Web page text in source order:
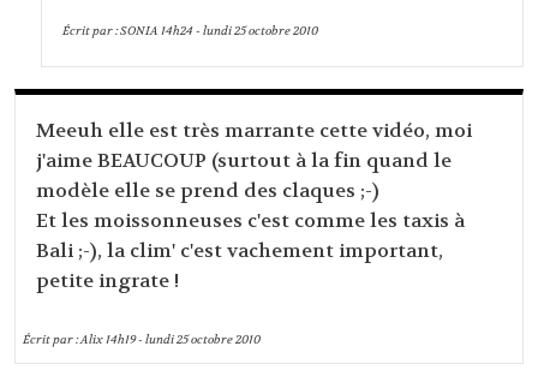
Écrit par :SONIA 14h24- lundi 25octobre 2010
Meeuh elle est très marrante cette vidéo, moi
j'aime BEAUCOUP (surtout à la fin quand le
modèle elle se prend des claques ;-)
Et les moissonneuses c'est comme les taxis à
Bali ;-), la clim' c'est vachement important,
petite ingrate !
Écrit par :Alix14h19-lundi 25octobre 2010